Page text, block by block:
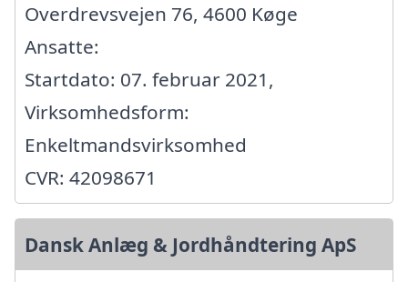
Overdrevsvejen 76, 4600 Køge
Ansatte:
Startdato: 07. februar 2021,
Virksomhedsform:
Enkeltmandsvirksomhed
CVR: 42098671
Dansk Anlæg & Jordhåndtering ApS